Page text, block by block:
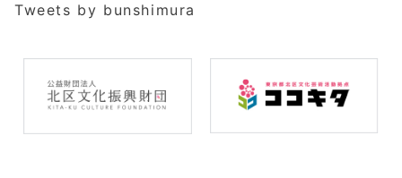
Tweets by bunshimura